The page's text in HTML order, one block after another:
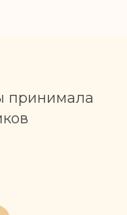
принимала